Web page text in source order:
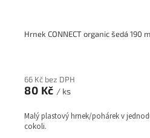
Hrnek CONNECT organic šedá 190
66 Kč bez DPH
80 Kč / ks
Malý plastový hrnek/pohárek v
cokoli.